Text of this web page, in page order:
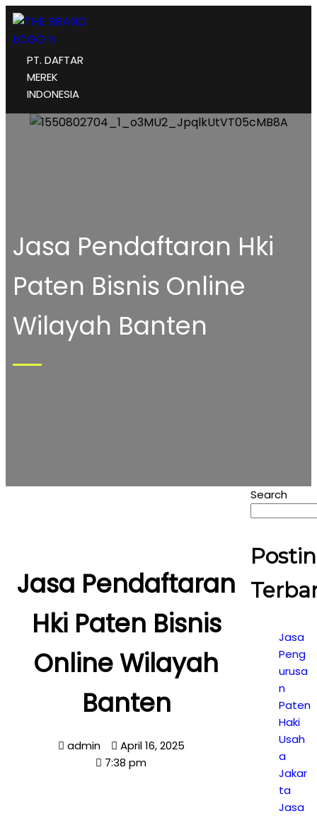
PT. DAFTAR
MEREK
INDONESIA
Jasa Pendaftaran Hki
Paten Bisnis Online
Wilayah Banten
Jasa Pendaftaran
Hki Paten Bisnis
Online Wilayah
Banten
admin
April 16, 2025
7:38 pm
Search
Jasa
Peng
urusa
n
Paten
Haki
Usah
a
Jakar
ta
Jasa